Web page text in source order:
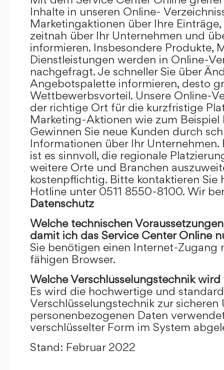
Inhalte in unseren Online-
Marketingaktionen über Ihre
zeitnah über Ihr Unternehmen und
informieren. Insbesondere Produkte,
Dienstleistungen werden in Online-
nachgefragt. Je schneller Sie über
Angebotspalette informieren, desto
Wettbewerbsvorteil. Unsere Online-
der richtige Ort für die kurzfristige
Marketing-Aktionen wie zum Beispiel
Gewinnen Sie neue Kunden durch
Informationen über Ihr Unternehmen.
ist es sinnvoll, die regionale
weitere Orte und Branchen
kostenpflichtig. Bitte kontaktieren Sie
Hotline unter 0511 8550-8100. Wir
Datenschutz
Welche technischen
damit ich das Service Center Online
Sie benötigen einen Internet-Zugang
fähigen Browser.
Welche Verschlüsselungstechnik
Es wird die hochwertige und
Verschlüsselungstechnik zur
personenbezogenen Daten
verschlüsselter Form im System
Stand: Februar 2022